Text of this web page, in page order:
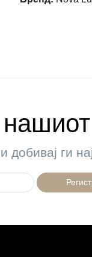
добивај ги